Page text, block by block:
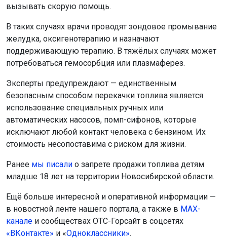
вызывать скорую помощь.
В таких случаях врачи проводят зондовое промывание
желудка, оксигенотерапию и назначают
поддерживающую терапию. В тяжёлых случаях может
потребоваться гемосорбция или плазмаферез.
Эксперты предупреждают — единственным
безопасным способом перекачки топлива является
использование специальных ручных или
автоматических насосов, помп-сифонов, которые
исключают любой контакт человека с бензином. Их
стоимость несопоставима с риском для жизни.
Ранее мы писали о запрете продажи топлива детям
младше 18 лет на территории Новосибирской области.
Ещё больше интересной и оперативной информации —
в новостной ленте нашего портала, а также в МАХ-
канале и сообществах ОТС-Горсайт в соцсетях
«ВКонтакте» и «Одноклассники».